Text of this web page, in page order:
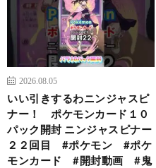
2026.08.05
いい引きするわニンジャスピ
ナー！ ポケモンカード１０
パック開封 ニンジャスピナー
２２回目 #ポケモン #ポケ
モンカード #開封動画 #鬼